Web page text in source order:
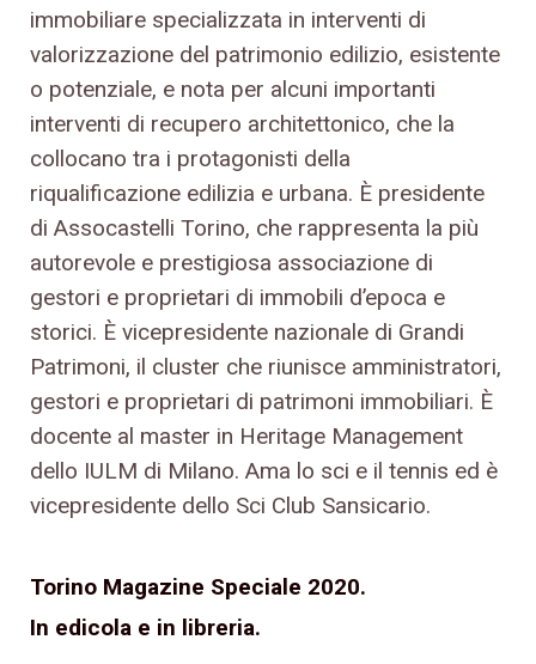
immobiliare specializzata in interventi di
valorizzazione del patrimonio edilizio, esistente
o potenziale, e nota per alcuni importanti
interventi di recupero architettonico, che la
collocano tra i protagonisti della
riqualificazione edilizia e urbana. È presidente
di Assocastelli Torino, che rappresenta la più
autorevole e prestigiosa associazione di
gestori e proprietari di immobili d’epoca e
storici. È vicepresidente nazionale di Grandi
Patrimoni, il cluster che riunisce amministratori,
gestori e proprietari di patrimoni immobiliari. È
docente al master in Heritage Management
dello IULM di Milano. Ama lo sci e il tennis ed è
vicepresidente dello Sci Club Sansicario.
Torino Magazine Speciale 2020.
In edicola e in libreria.